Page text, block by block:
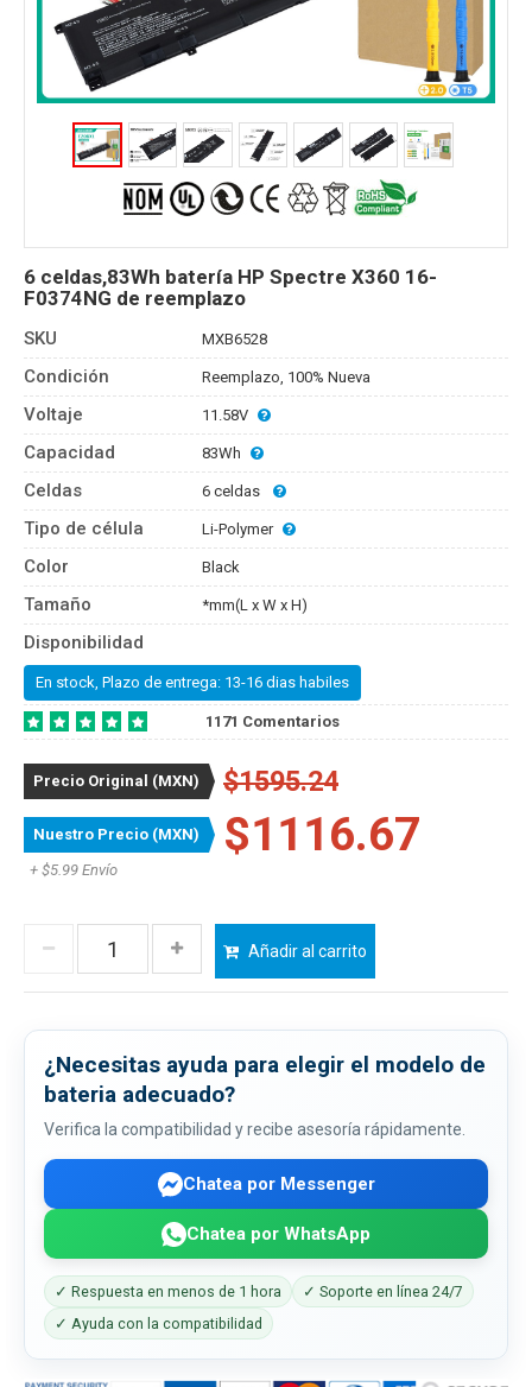
6 celdas,83Wh batería HP Spectre X360 16-
F0374NG de reemplazo
SKU MXB6528
Condición Reemplazo, 100% Nueva
Voltaje 11.58V
Capacidad 83Wh
Celdas 6 celdas
Tipo de célula Li-Polymer
Color Black
Tamaño *mm(L x W x H)
Disponibilidad
En stock, Plazo de entrega: 13-16 dias habiles
1171 Comentarios
Precio Original (MXN) $1595.24
Nuestro Precio (MXN) $1116.67
+ $5.99 Envío
Añadir al carrito
¿Necesitas ayuda para elegir el modelo de
bateria adecuado?
Verifica la compatibilidad y recibe asesoría rápidamente.
Chatea por Messenger
Chatea por WhatsApp
✓ Respuesta en menos de 1 hora
✓ Soporte en línea 24/7
✓ Ayuda con la compatibilidad